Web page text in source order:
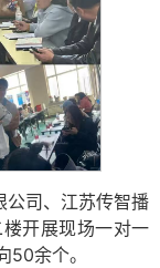
公司、江苏传智播
开展现场一对一
50余个。